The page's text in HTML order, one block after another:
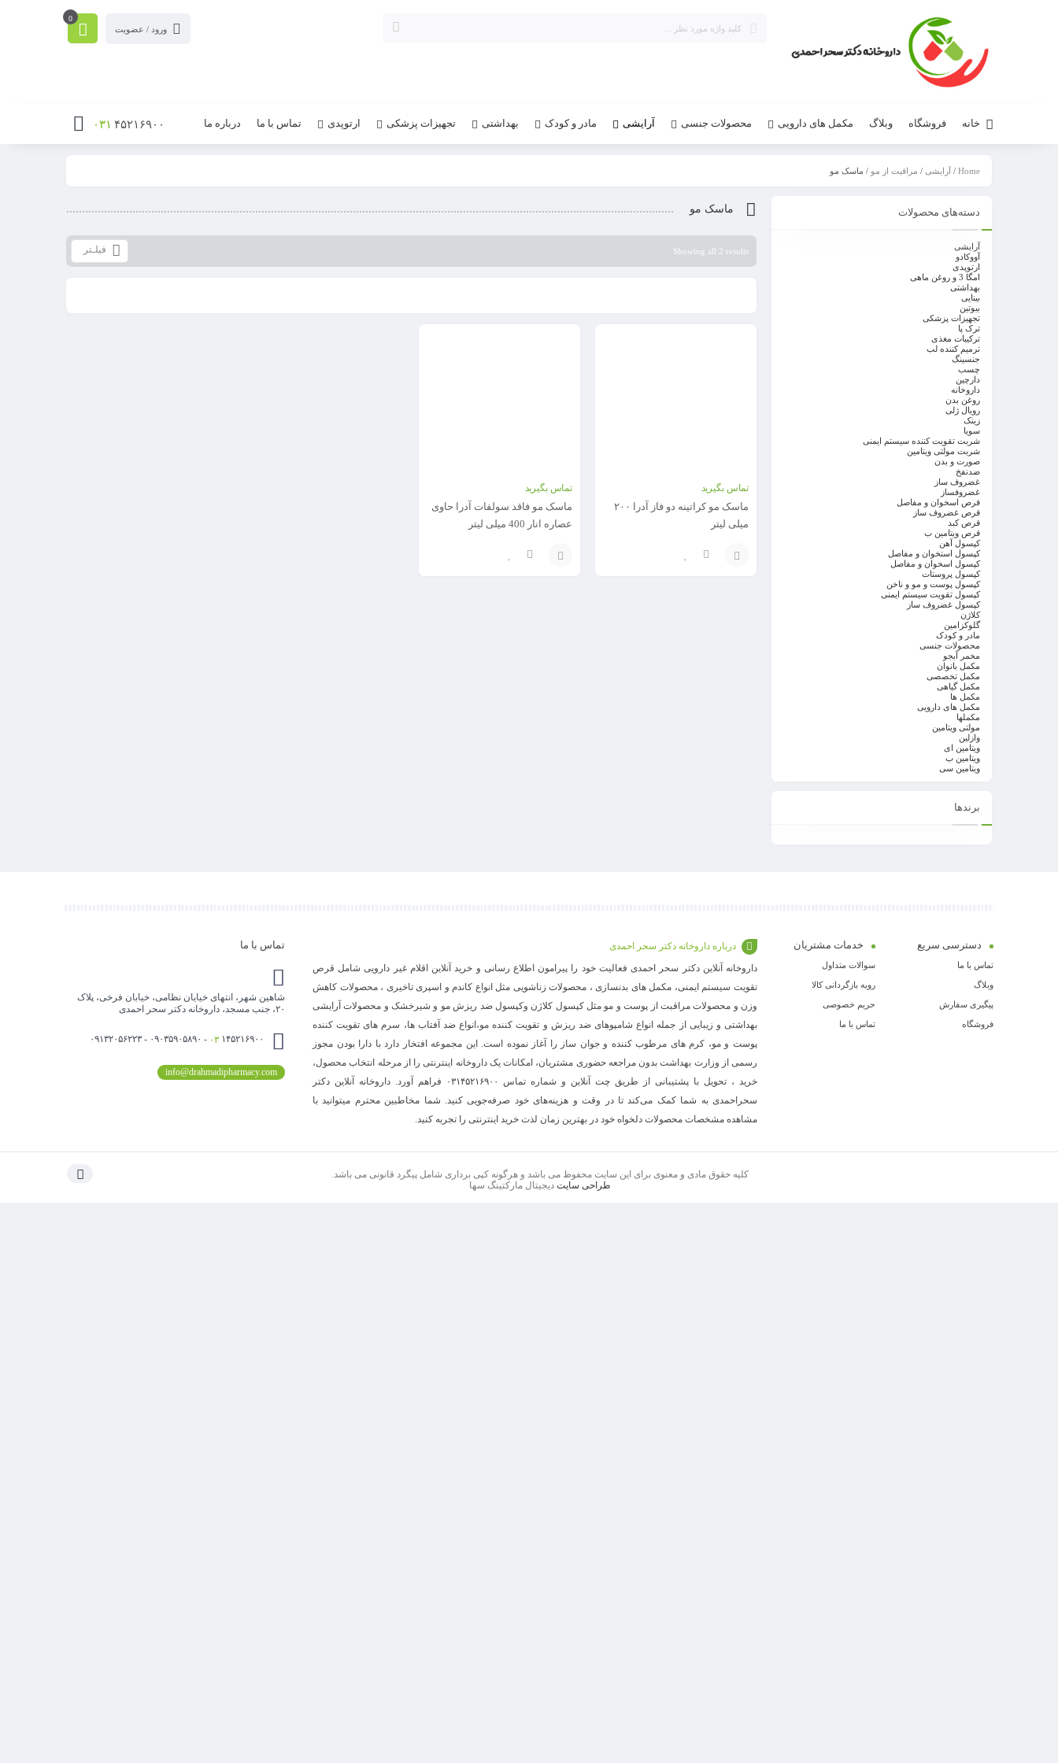
ورود / عضویت
0
خانه فروشگاه وبلاگ مکمل های دارویی محصولات جنسی آرایشی مادر و کودک بهداشتی تجهیزات پزشکی ارتوپدی تماس با ما درباره ما ۴۵۲۱۶۹۰۰ ۰۳۱
Home
/ آرایشی / مراقبت از مو / ماسک مو
ماسک مو
فیلـتر Showing all 2 results
تماس بگیرید
ماسک مو کراتینه دو فاز آدرا ۲۰۰
میلی لیتر
تماس بگیرید
ماسک مو فاقد سولفات آدرا حاوی
عصاره انار 400 میلی لیتر
دسته‌های محصولات
آرایشی
آووکادو
ارتوپدی
امگا 3 و روغن ماهی
بهداشتی
بینایی
بیوتین
تجهیزات پزشکی
ترک پا
ترکیبات مغذی
ترمیم کننده لب
جنسینگ
چسب
دارچین
داروخانه
روغن بدن
رویال ژلی
زینک
سویا
شربت تقویت کننده سیستم ایمنی
شربت مولتی ویتامین
صورت و بدن
ضدنفخ
غضروف ساز
غضروفساز
قرص اسخوان و مفاصل
قرص غضروف ساز
قرص کبد
قرص ویتامین ب
کپسول آهن
کپسول استخوان و مفاصل
کپسول اسخوان و مفاصل
کپسول پروستات
کپسول پوست و مو و ناخن
کپسول تقویت سیستم ایمنی
کپسول غضروف ساز
کلاژن
گلوکزامین
مادر و کودک
محصولات جنسی
مخمر آبجو
مکمل بانوان
مکمل تخصصی
مکمل گیاهی
مکمل ها
مکمل های دارویی
مکملها
مولتی ویتامین
وازلین
ویتامین ای
ویتامین ب
ویتامین سی
برندها
دسترسی سریع
تماس با ما
وبلاگ
پیگیری سفارش
فروشگاه
خدمات مشتریان
سوالات متداول
رویه بازگردانی کالا
حریم خصوصی
تماس با ما
درباره داروخانه دکتر سحر احمدی
داروخانه آنلاین دکتر سحر احمدی فعالیت خود را پیرامون اطلاع رسانی و خرید آنلاین اقلام غیر دارویی شامل قرص
تقویت سیستم ایمنی، مکمل های بدنسازی ، محصولات زناشویی مثل انواع کاندم و اسپری تاخیری ، محصولات کاهش
وزن و محصولات مراقبت از پوست و مو مثل کپسول کلاژن وکپسول ضد ریزش مو و شیرخشک و محصولات آرایشی
بهداشتی و زیبایی از جمله انواع شامپوهای ضد ریزش و تقویت کننده مو،انواع ضد آفتاب ها، سرم های تقویت کننده
پوست و مو، کرم های مرطوب کننده و جوان ساز را آغاز نموده است. این مجموعه افتخار دارد با دارا بودن مجوز
رسمی از وزارت بهداشت بدون مراجعه حضوری مشتریان، امکانات یک داروخانه اینترنتی را از مرحله انتخاب محصول،
خرید ، تحویل با پشتیبانی از طریق چت آنلاین و شماره تماس ۰۳۱۴۵۲۱۶۹۰۰ فراهم آورد. داروخانه آنلاین دکتر
سحراحمدی به شما کمک می‌کند تا در وقت و هزینه‌های خود صرفه‌جویی کنید. شما مخاطبین محترم میتوانید با
مشاهده مشخصات محصولات دلخواه خود در بهترین زمان لذت خرید اینترنتی را تجربه کنید.
تماس با ما
شاهین شهر، انتهای خیایان نظامی، خیابان فرخی، پلاک
۲۰، جنب مسجد، داروخانه دکتر سحر احمدی
۰۳ ۱۴۵۲۱۶۹۰۰ - ۰۹۰۳۵۹۰۵۸۹۰ - ۰۹۱۳۲۰۵۶۲۲۳
info@drahmadipharmacy.com
کلیه حقوق مادی و معنوی برای این سایت محفوظ می باشد و هرگونه کپی برداری شامل پیگرد قانونی می باشد.
طراحی سایتدیجیتال مارکتینگ سها